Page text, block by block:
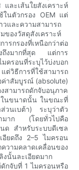
ละเส้นใยสังเคราะห์
ในตัวกรอง OEM แต่
วและความสามารถ
ของวัสดุสังเคราะห์
รกรองที่เหนือกว่าต่อ
ถึงมากที่สุด แต่การ
ครอนที่ระบุไว้บ่งบอก
วิธีการที่ใช้สามารถ
ค่าสัมบูรณ์ (absolute)
สามารถดักจับอนุภาค
ในขนาดนั้น ในขณะที่
วนเบต้า) ระบุว่าตัว
ว่ามาก (โดยทั่วไปคือ
ด สำหรับระบบดีเซล
อียดถึง 2–5 ไมครอน
วามคลาดเคลื่อนของ
นั้นละเอียดมาก
กจับที่ 1 ไมครอนหรือ